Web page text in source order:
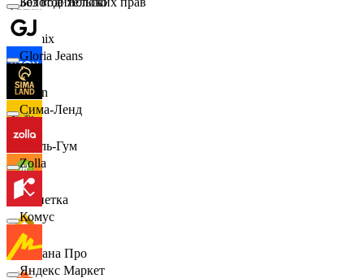
Demix
Ozon
Бубль-Гум
Монетка
Лемана Про
Gloria Jeans
Сима-Ленд
Zolla
Комус
Яндекс Маркет